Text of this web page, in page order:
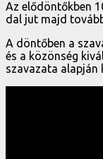
Az elődöntőkben
dal jut majd
A döntőben a
és a közönség
szavazata alapján